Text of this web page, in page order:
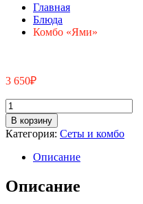
Главная
Блюда
Комбо «Ями»
3 650₽
Количество
товара
Комбо
"Ями"
В корзину
Категория: Сеты и комбо
Описание
Описание